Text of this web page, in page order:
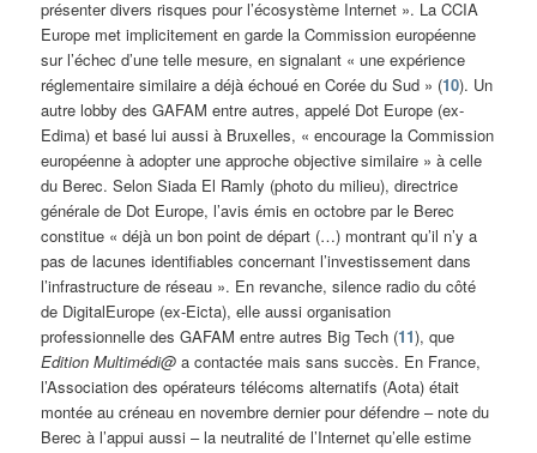
présenter divers risques pour l’écosystème Internet ». La CCIA
Europe met implicitement en garde la Commission européenne
sur l’échec d’une telle mesure, en signalant « une expérience
réglementaire similaire a déjà échoué en Corée du Sud » (10). Un
autre lobby des GAFAM entre autres, appelé Dot Europe (ex-
Edima) et basé lui aussi à Bruxelles, « encourage la Commission
européenne à adopter une approche objective similaire » à celle
du Berec. Selon Siada El Ramly (photo du milieu), directrice
générale de Dot Europe, l’avis émis en octobre par le Berec
constitue « déjà un bon point de départ (…) montrant qu’il n’y a
pas de lacunes identifiables concernant l’investissement dans
l’infrastructure de réseau ». En revanche, silence radio du côté
de DigitalEurope (ex-Eicta), elle aussi organisation
professionnelle des GAFAM entre autres Big Tech (11), que
Edition Multimédi@ a contactée mais sans succès. En France,
l’Association des opérateurs télécoms alternatifs (Aota) était
montée au créneau en novembre dernier pour défendre – note du
Berec à l’appui aussi – la neutralité de l’Internet qu’elle estime